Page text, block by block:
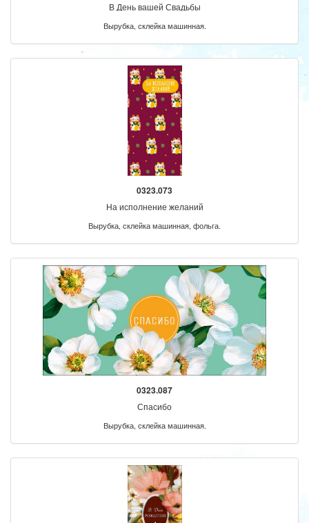
В День вашей Свадьбы
Вырубка, склейка машинная.
0323.073
На исполнение желаний
Вырубка, склейка машинная, фольга.
0323.087
Спасибо
Вырубка, склейка машинная.